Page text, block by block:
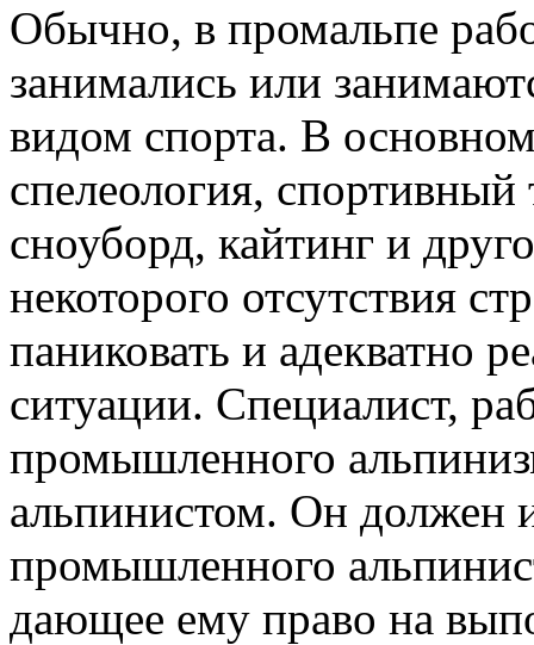
Обычно, в промальпе
занимались или
видом спорта. В
спелеология,
сноуборд, кайтинг и
некоторого отсутствия
паниковать и адекватно
ситуации. Специалист,
промышленного
альпинистом. Он должен
промышленного
дающее ему право на